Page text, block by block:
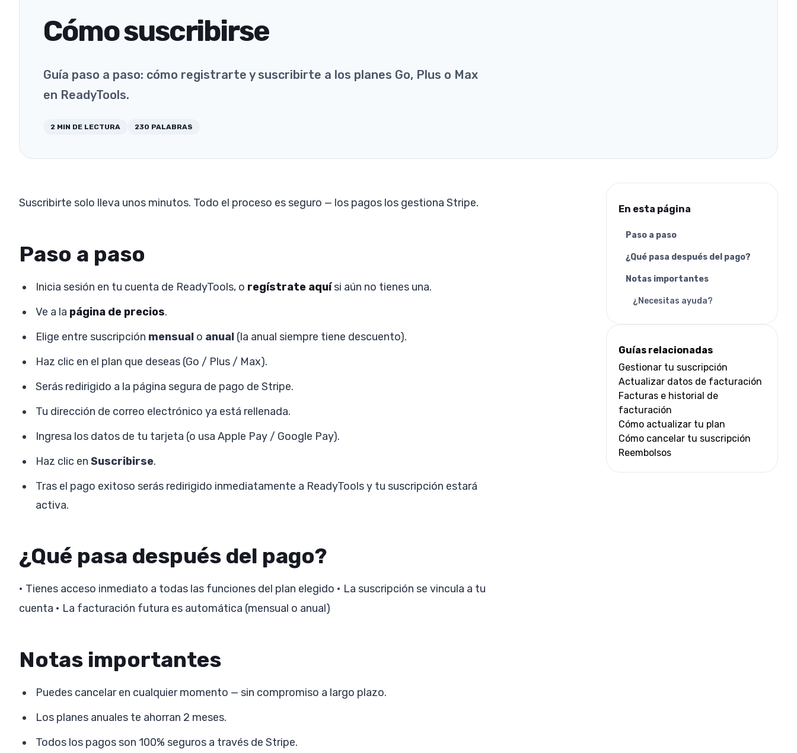
Cómo suscribirse
Guía paso a paso: cómo registrarte y suscribirte a los planes Go, Plus o Max
en ReadyTools.
2 MIN DE LECTURA 230 PALABRAS
Suscribirte solo lleva unos minutos. Todo el proceso es seguro — los pagos los gestiona Stripe.
Paso a paso
Inicia sesión en tu cuenta de ReadyTools, o regístrate aquísi aún no tienes una.
Ve a la página de precios.
Elige entre suscripción mensual o anual (la anual siempre tiene descuento).
Haz clic en el plan que deseas (Go / Plus / Max).
Serás redirigido a la página segura de pago de Stripe.
Tu dirección de correo electrónico ya está rellenada.
Ingresa los datos de tu tarjeta (o usa Apple Pay / Google Pay).
Haz clic en Suscribirse.
Tras el pago exitoso serás redirigido inmediatamente a ReadyTools y tu suscripción estará
activa.
¿Qué pasa después del pago?
• Tienes acceso inmediato a todas las funciones del plan elegido • La suscripción se vincula a tu
cuenta • La facturación futura es automática (mensual o anual)
Notas importantes
Puedes cancelar en cualquier momento — sin compromiso a largo plazo.
Los planes anuales te ahorran 2 meses.
Todos los pagos son 100% seguros a través de Stripe.
En esta página
Paso a paso
¿Qué pasa después del pago?
Notas importantes
¿Necesitas ayuda?
Guías relacionadas
Gestionar tu suscripción
Actualizar datos de facturación
Facturas e historial de
facturación
Cómo actualizar tu plan
Cómo cancelar tu suscripción
Reembolsos